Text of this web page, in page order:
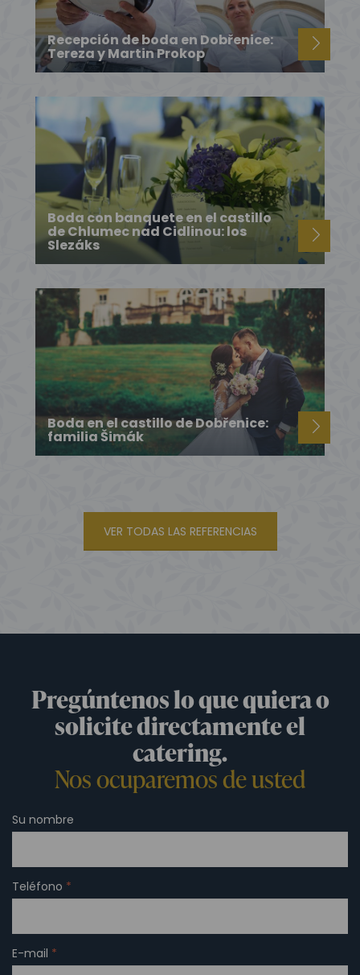
Recepción de boda en Dobřenice:
Tereza y Martin Prokop
Boda con banquete en el castillo
de Chlumec nad Cidlinou: los
Slezáks
Boda en el castillo de Dobřenice:
familia Šimák
VER TODAS LAS REFERENCIAS
Pregúntenos lo que quiera o
solicite directamente el
catering.
Nos ocuparemos de usted
Su nombre
Teléfono *
E-mail *